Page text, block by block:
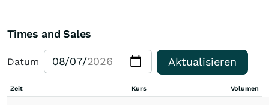
Times and Sales
Datum Aktualisieren
Zeit Kurs Volumen